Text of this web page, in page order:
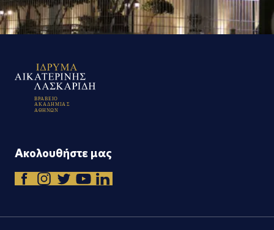
ΒΡΑΒΕΙΟ
ΑΚΑΔΗΜΙΑ Σ
Α ΘΗΝΩΝ
Ακολουθήστε μας